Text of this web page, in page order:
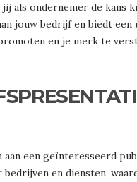
als ondernemer de kans
jouw bedrijf en biedt een
en je merk te
een geïnteresseerd
en diensten,